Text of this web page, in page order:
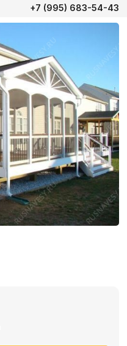
+7 (995) 683-54-43